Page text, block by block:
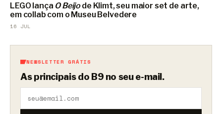
LEGO lança O Beijode Klimt, seu maior set de arte,
em collab com o Museu Belvedere
16 JUL
NEWSLETTER GRÁTIS
As principais do B9 no seu e-mail.